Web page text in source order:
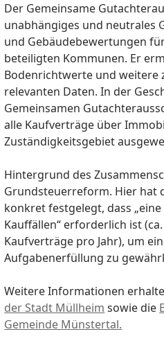
Der Gemeinsame
unabhängiges und neutrales
und Gebäudebewertungen
beteiligten Kommunen. Er
Bodenrichtwerte und
relevanten Daten. In der
Gemeinsamen
alle Kaufverträge über
Zuständigkeitsgebiet
Hintergrund des
Grundsteuerreform. Hier hat
konkret festgelegt, dass
Kauffällen“ erforderlich ist
Kaufverträge pro Jahr), um
Aufgabenerfüllung zu
Weitere Informationen
der Stadt Müllheim sowie die
Gemeinde Münstertal.